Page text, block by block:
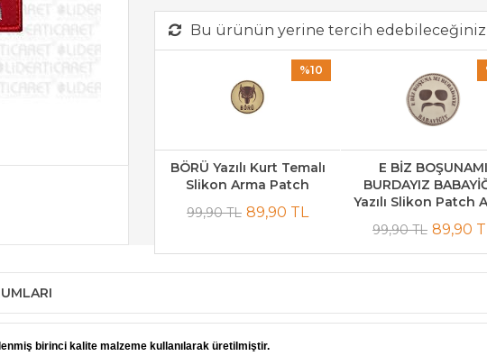
Bu ürünün yerine tercih
%10
BÖRÜ Yazılı Kurt Temalı
Slikon Arma Patch
99,90 TL 89,90 TL
E BİZ BOŞUNAMI
BURDAYIZ
Yazılı Slikon Patch
99,90 TL 89,90
birinci kalite malzeme kullanılarak üretilmiştir.